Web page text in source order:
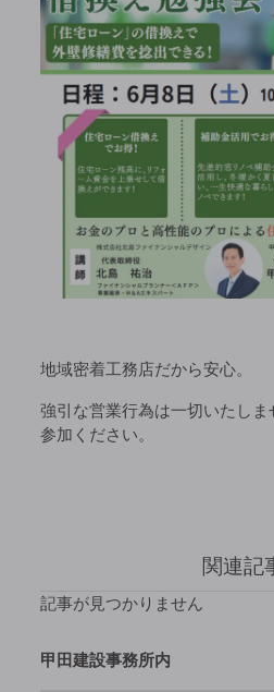
地域密着工務店だから安心。
強引な営業行為は一切いたし
参加ください。
関連記
記事が見つかりません
甲田建設事務所内